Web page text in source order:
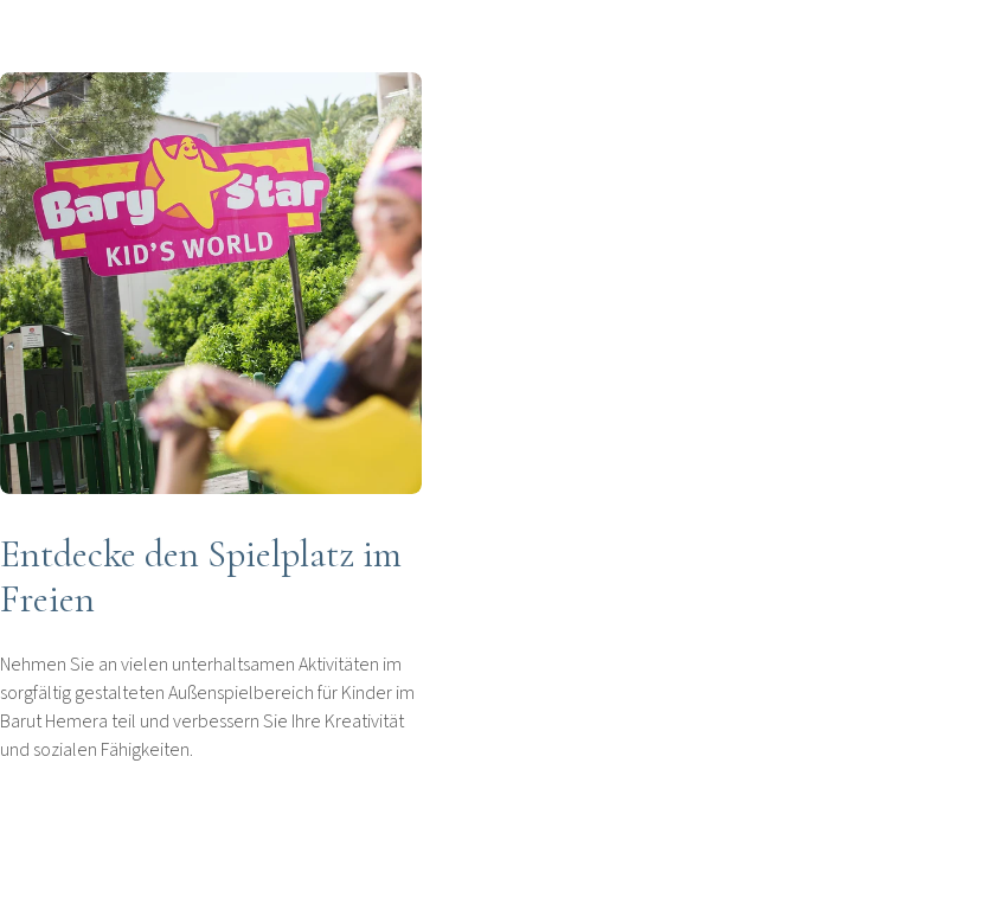
Entdecke den Spielplatz im
Freien
Nehmen Sie an vielen unterhaltsamen Aktivitäten im
sorgfältig gestalteten Außenspielbereich für Kinder im
Barut Hemera teil und verbessern Sie Ihre Kreativität
und sozialen Fähigkeiten.